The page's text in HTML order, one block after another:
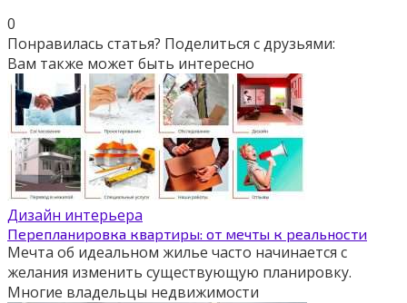
0
Понравилась статья? Поделиться с друзьями:
Вам также может быть интересно
Дизайн интерьера
Перепланировка квартиры: от мечты к реальности
Мечта об идеальном жилье часто начинается с
желания изменить существующую планировку.
Многие владельцы недвижимости